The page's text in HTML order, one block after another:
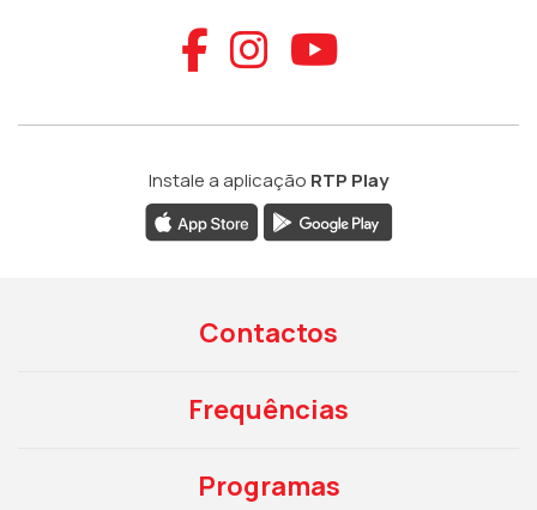
Aceder ao
Aceder ao
Aceder
Instale a aplicação RTP Play
Contactos
Frequências
Programas